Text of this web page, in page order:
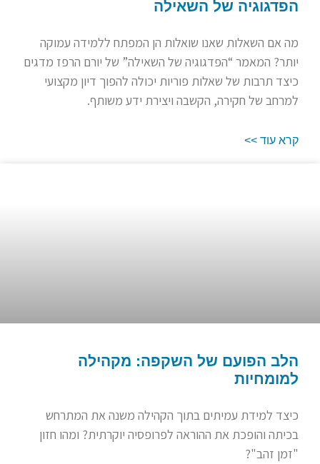
הפדגוגיה של השאילה
מה אם השאלות שאנו שואלות הן המפתח ללמידה עמוקה
יותר? המאמר “הפדגוגיה של השאילה” של יורם הרפז מדגים
כיצד תרבות של שאלות פוריות יכולה להפוך דיון מקצועי
למרחב של חקירה, הקשבה ויצירת ידע משותף.
קרא עוד >>
הלב הפועם של השקפה: מקהילה
למומחיות
כיצד למידת עמיתים בתוך הקהילה משנה את המתרחש
בכיתה והופכת את ההוראה לפרופסיה יוקרתית? ומהו חזון
"זמן זהב"?